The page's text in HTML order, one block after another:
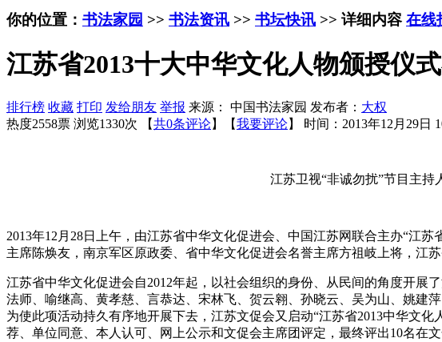
你的位置： 书法家园 >> 书法资讯 >> 书坛快讯 >> 详细内容 在线
江苏省2013十大中华文化人物颁授仪
排行榜 收藏 打印 发给朋友 举报 来源： 中国书法家园 发布者： 大权
热度2558票 浏览1330次 【共0条评论】【我要评论】 时间：2013年12月29日
江苏卫视“非诚勿扰”节目主持
2013年12月28日上午，由江苏省中华文化促进会、中国江苏网联合主办“江
主席陈焕友，南京军区原政委、省中华文化促进会名誉主席方祖岐上将，江
江苏省中华文化促进会自2012年起，以社会组织的身份、从民间的角度开展
法师、喻继高、黄孝慈、言恭达、宋林飞、贺云翱、孙晓云、吴为山、姚建
为使此项活动持久有序地开展下去，江苏文促会又启动“江苏省2013中华文
荐、单位同意、本人认可、网上公示和文促会主席团评定，最终评出10名在